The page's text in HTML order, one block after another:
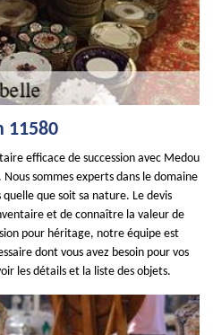
11580
efficace de succession avec Medou
sommes experts dans le domaine
que soit sa nature. Le devis
et de connaître la valeur de
pour héritage, notre équipe est
dont vous avez besoin pour vos
les détails et la liste des objets.